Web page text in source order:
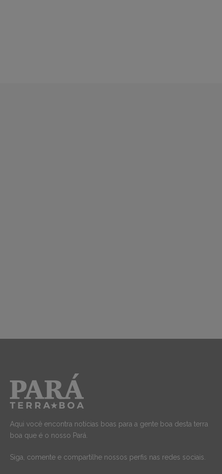
Aqui você encontra notícias boas para a gente boa desta terra
boa que é o nosso Pará.
Siga, comente e compartilhe nossos perfis nas redes sociais.